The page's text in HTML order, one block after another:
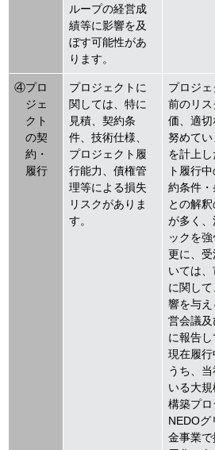
ループの経営成
績等に影響を及
ぼす可能性があ
ります。
④プロ
ジェ
クト
の契
約・
履行
プロジェクトに
関しては、特に
見積、契約条
件、技術仕様、
プロジェクト履
行能力、債権管
理等による損失
リスクがありま
す。
プロジ
前のリ
価、適
努めて
を計上
ト履行
約条件
との解
が多く、
ックを強
更に、
いては
に関し
響を与
営会議
に報告し
現在履
うち、
いる大
構築プロ
NEDOグ
金事業